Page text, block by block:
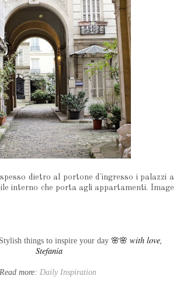
dietro al portone d'ingresso i palazzi a
interno che porta agli appartamenti. Image
things to inspire your day 🌸🌸 with love,
Stefania
Read more: Daily Inspiration